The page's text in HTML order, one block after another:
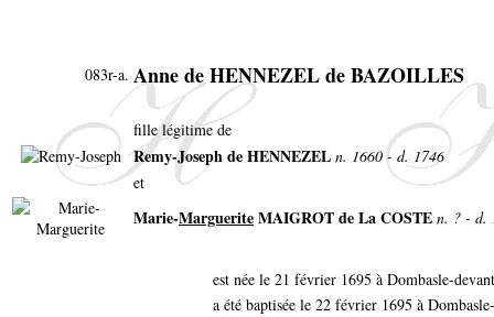
083r-a. Anne de HENNEZEL de BAZOILLES
fille légitime de
Remy-Joseph de HENNEZEL n. 1660 - d. 1746
et
Marie-MargueriteMAIGROT de La COSTE n. ? - d.
est née le 21 février 1695 à Dombasle-
a été baptisée le 22 février 1695 à